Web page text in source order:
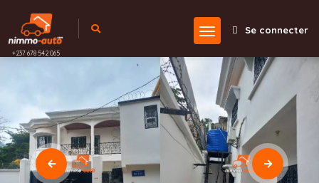
+237 678 542 065
Se connecter